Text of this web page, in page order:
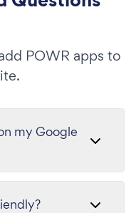
POWR apps to
my Google